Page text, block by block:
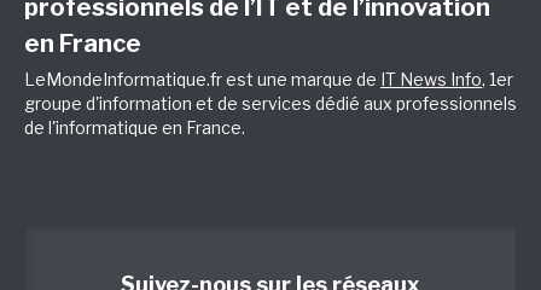
professionnels de l’IT et de l’innovation
en France
LeMondeInformatique.fr est une marque de IT News Info, 1er
groupe d'information et de services dédié aux professionnels
de l'informatique en France.
Suivez-nous sur les réseaux